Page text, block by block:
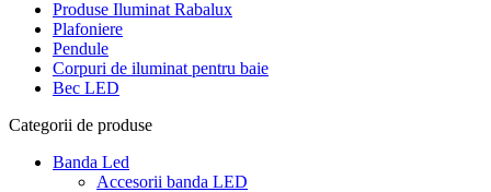
Produse Iluminat Rabalux
Plafoniere
Pendule
Corpuri de iluminat pentru baie
Bec LED
Categorii de produse
Banda Led
Accesorii banda LED